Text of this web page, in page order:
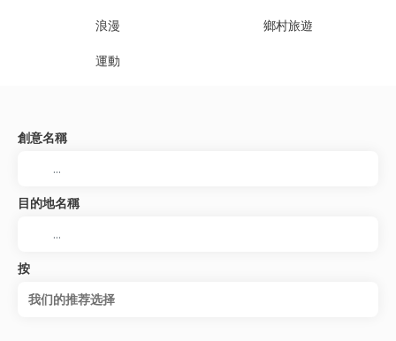
浪漫
鄉村旅遊
運動
創意名稱
目的地名稱
按
我们的推荐选择